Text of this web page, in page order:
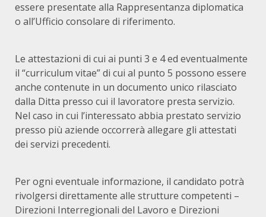
essere presentate alla Rappresentanza diplomatica
o all’Ufficio consolare di riferimento.
Le attestazioni di cui ai punti 3 e 4 ed eventualmente
il “curriculum vitae” di cui al punto 5 possono essere
anche contenute in un documento unico rilasciato
dalla Ditta presso cui il lavoratore presta servizio.
Nel caso in cui l’interessato abbia prestato servizio
presso più aziende occorrerà allegare gli attestati
dei servizi precedenti.
Per ogni eventuale informazione, il candidato potrà
rivolgersi direttamente alle strutture competenti –
Direzioni Interregionali del Lavoro e Direzioni